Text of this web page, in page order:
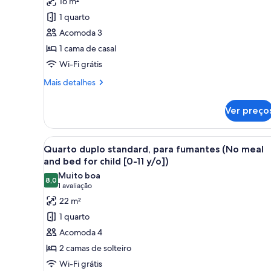
Quarto
casal
econômico,
para
fumantes
(No
bed
for
child
[0-
11
y/o])
1 quarto
Acomoda 3
1 cama de casal
Wi-Fi grátis
Mais detalhes
Mais
casal
econômico,
para
fumantes
meal
and
bed
for
child
[0-
11
Ver
Carrega
todas
as
fotos
de
Quarto
duplo
standard,
para
fumantes
Quarto de hotel com duas
19
Quarto duplo standard, para fumantes (No meal
and bed for child [0-11 y/o])
8,08,0 de 10
Muito boa
1 avaliação
(1
avaliação)
22 m²
1 quarto
Acomoda 4
2 camas de solteiro
Wi-Fi grátis